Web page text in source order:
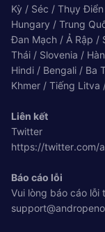
Kỳ / Séc / Thụy
Hungary / Trung
Đan Mạch / Ả Rập /
Thái / Slovenia /
Hindi / Bengali / Ba
Khmer / Tiếng Litva
Liên kết
Twitter
https://twitter.com/
Báo cáo lỗi
Vui lòng báo cáo lỗi